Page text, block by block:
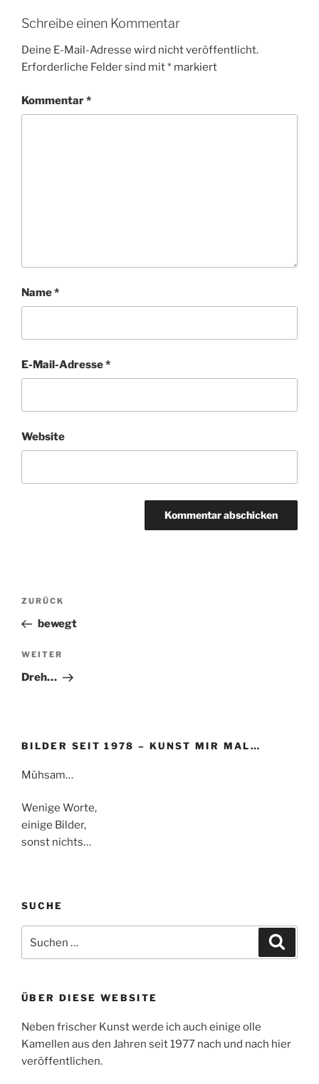
Schreibe einen Kommentar
Deine E-Mail-Adresse wird nicht veröffentlicht.
Erforderliche Felder sind mit* markiert
Kommentar*
Name*
E-Mail-Adresse*
Website
Beitragsnavigation
Vorheriger
Beitrag
ZURÜCK
bewegt
Nächster
Beitrag
WEITER
Dreh…
BILDER SEIT 1978 – KUNST MIR MAL…
Mühsam…
Wenige Worte,
einige Bilder,
sonst nichts…
SUCHE
nach:
ÜBER DIESE WEBSITE
Neben frischer Kunst werde ich auch einige olle
Kamellen aus den Jahren seit 1977 nach und nach hier
veröffentlichen.